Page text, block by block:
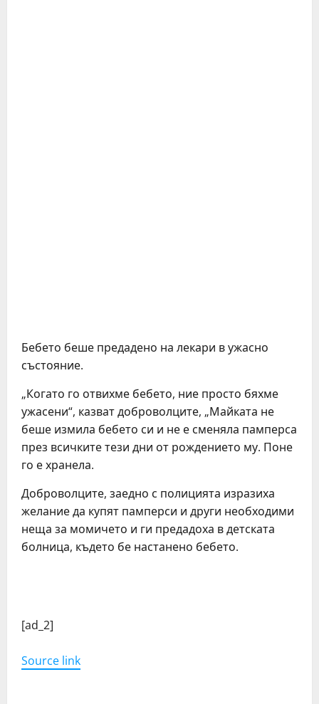
Бебето беше предадено на лекари в ужасно
състояние.
„Когато го отвихме бебето, ние просто бяхме
ужасени“, казват доброволците, „Майката не
беше измила бебето си и не е сменяла памперса
през всичките тези дни от рождението му. Поне
го е хранела.
Доброволците, заедно с полицията изразиха
желание да купят памперси и други необходими
неща за момичето и ги предадоха в детската
болница, където бе настанено бебето.
o
n
t
[ad_2]
Source link